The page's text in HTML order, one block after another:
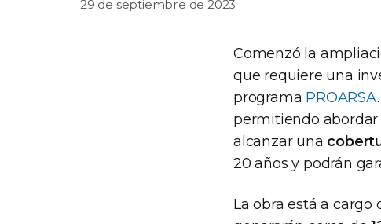
29 de septiembre de 2023
Comenzó la
que requiere una
programa PROARSA
permitiendo
alcanzar una
20 años y podrán
La obra está a cargo